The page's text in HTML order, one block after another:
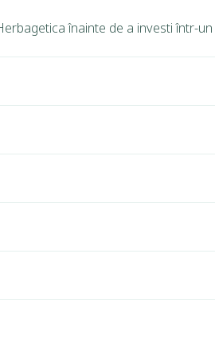
înainte de a investi într-